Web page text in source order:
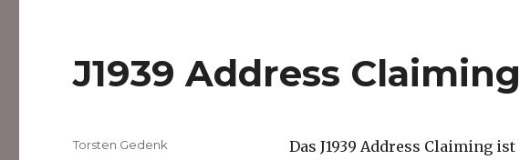
J1939 Address Claiming
Das J1939 Address Claiming
Autor
Torsten Gedenk